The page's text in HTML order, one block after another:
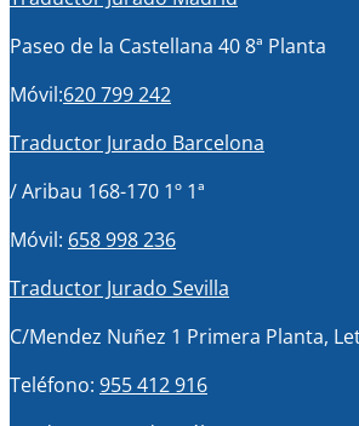
Paseo de la Castellana 40 8ª Planta
Móvil:620 799 242
Traductor Jurado Barcelona
/ Aribau 168-170 1º 1ª
Móvil: 658 998 236
Traductor Jurado Sevilla
C/Mendez Nuñez 1 Primera Planta,
Teléfono: 955 412 916